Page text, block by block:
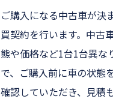
ご購入になる中古車が決
買契約を行います。中古
態や価格など1台1台異な
で、ご購入前に車の状態
確認していただき、見積